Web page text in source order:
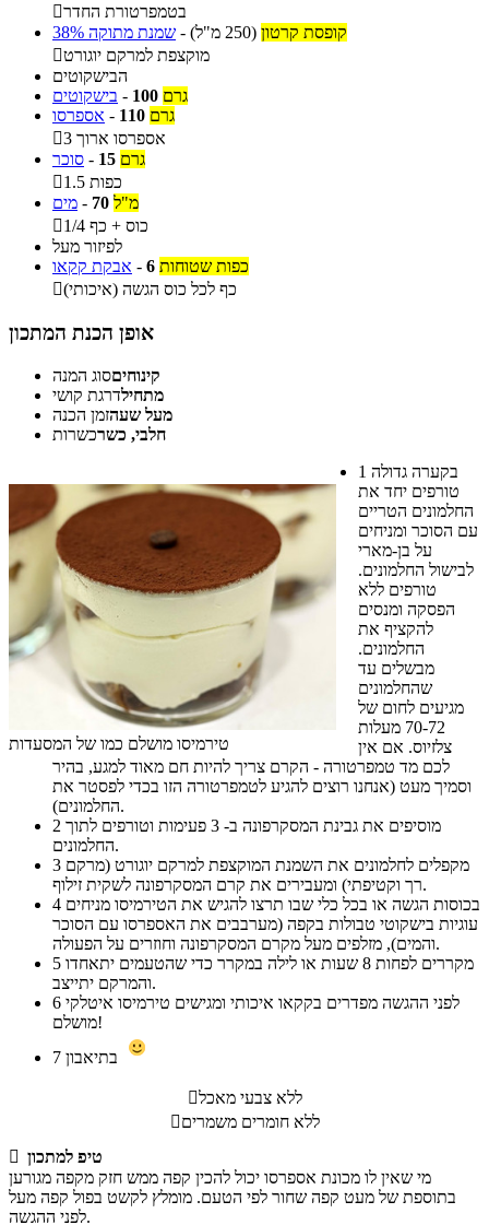
בטמפרטורת החדר
שמנת מתוקה 38% - קופסת קרטון (250 מ"ל)
מוקצפת למרקם יוגורט
הבישקוטים
בישקוטים - 100 גרם
אספרסו - 110 גרם

3 אספרסו ארוך
סוכר - 15 גרם

1.5 כפות
מים - 70 מ"ל

1/4 כוס + כף
לפיזור מעל
אבקת קקאו - 6 כפות שטוחות
כף לכל כוס הגשה (איכותי)
אופן הכנת המתכון
קינוחיםסוג המנה
מתחילדרגת קושי
מעל שעהזמן הכנה
חלבי, כשרכשרות
טירמיסו מושלם כמו של המסעדות
1
טורפים יחד את
החלמונים הטריים
עם הסוכר ומניחים
על בן-מארי
לבישול החלמונים.
טורפים ללא
הפסקה ומנסים
להקציף את
החלמונים.
מבשלים עד
שהחלמונים
מגיעים לחום של
70-72 מעלות
צלזיוס. אם אין
לכם מד טמפרטורה - הקרם צריך להיות חם מאוד למגע, בהיר
וסמיך מעט (אנחנו רוצים להגיע לטמפרטורה הזו בכדי לפסטר את
החלמונים).
2
החלמונים.
3
רך וקטיפתי) ומעבירים את קרם המסקרפונה לשקית זילוף.
4
עוגיות בישקוטי טבולות בקפה (מערבבים את האספרסו עם הסוכר
והמים), מזלפים מעל מקרם המסקרפונה וחוזרים על הפעולה.
5
והמרקם יתייצב.
6
מושלם!
7
ללא צבעי מאכל
ללא חומרים משמרים
 טיפ למתכון
מי שאין לו מכונת אספרסו יכול להכין קפה ממש חזק מקפה מגורען
בתוספת של מעט קפה שחור לפי הטעם. מומלץ לקשט בפול קפה מעל
לפני ההגשה.